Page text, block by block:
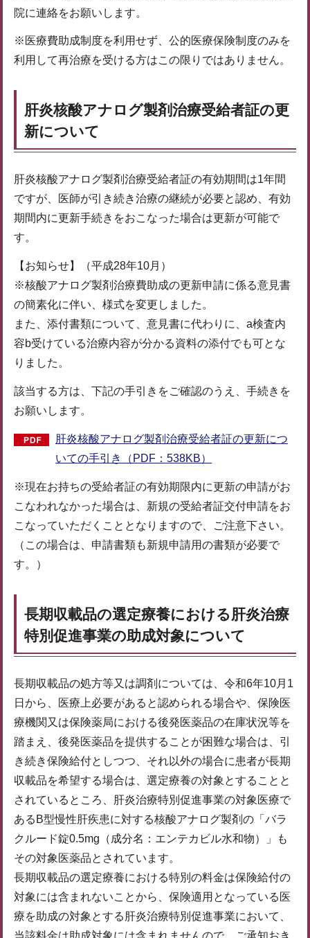
院に連絡をお願いします。
※医療費助成制度を利用せず、公的医療保険制度のみを
利用して再治療を受ける方はこの限りではありません。
肝炎核酸アナログ製剤治療受給者証の更
新について
肝炎核酸アナログ製剤治療受給者証の有効期間は1年間
ですが、医師が引き続き治療の継続が必要と認め、有効
期間内に更新手続きをおこなった場合は更新が可能で
す。
【お知らせ】（平成28年10月）
※核酸アナログ製剤治療費助成の更新申請に係る意見書
の簡素化に伴い、様式を変更しました。
また、添付書類について、意見書に代わりに、a検査内
容b受けている治療内容が分かる資料の添付でも可とな
りました。
該当する方は、下記の手引きをご確認のうえ、手続きを
お願いします。
肝炎核酸アナログ製剤治療受給者証の更新につ
いての手引き（PDF：538KB）
※現在お持ちの受給者証の有効期限内に更新の申請がお
こなわれなかった場合は、新規の受給者証交付申請をお
こなっていただくこととなりますので、ご注意下さい。
（この場合は、申請書類も新規申請用の書類が必要で
す。）
長期収載品の選定療養における肝炎治療
特別促進事業の助成対象について
長期収載品の処方等又は調剤については、令和6年10月1
日から、医療上必要があると認められる場合や、保険医
療機関又は保険薬局における後発医薬品の在庫状況等を
踏まえ、後発医薬品を提供することが困難な場合は、引
き続き保険給付としつつ、それ以外の場合に患者が長期
収載品を希望する場合は、選定療養の対象とすることと
されているところ、肝炎治療特別促進事業の対象医療で
あるB型慢性肝疾患に対する核酸アナログ製剤の「バラ
クルード錠0.5mg（成分名：エンテカビル水和物）」も
その対象医薬品とされています。
長期収載品の選定療養における特別の料金は保険給付の
対象には含まれないことから、保険適用となっている医
療を助成の対象とする肝炎治療特別促進事業において、
当該料金は助成対象には含まれませんので、ご承知おき